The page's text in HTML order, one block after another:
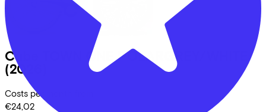
Cube
TOWN ONE POLARGREY/WHITE
(2026)
Costs per month from
€24,02